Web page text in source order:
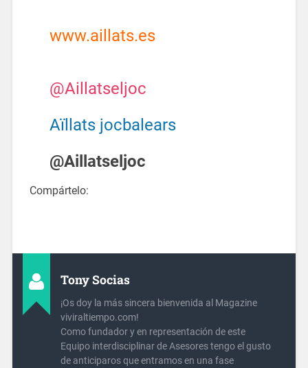
www.aillats.es
@Aillatseljoc
Aïllats jocbalears
@Aillatseljoc
Compártelo:
Tony Socias
¡Os doy la más sincera bienvenida al Magazine
viviraltiempo.com!
Como fundador y en representación de este
Equipo interdisciplinar de Asesores tengo el gusto
de anticiparos que entramos en una fase